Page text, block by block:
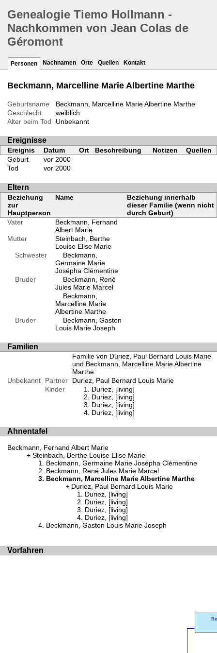
Genealogie Tiemo Hollmann -
Nachkommen von Jean Colas de
Géromont
Personen Nachnamen Orte Quellen Kontakt
Beckmann, Marcelline Marie Albertine Marthe
Geburtsname
Beckmann, Marcelline Marie Albertine Marthe
Geschlecht
weiblich
Alter beim Tod
Unbekannt
Ereignisse
Ereignis Datum Ort Beschreibung Notizen
Quellen
Geburt
vor 2000
Tod
vor 2000
Eltern
Beziehung
zur
Hauptperson
Name
Beziehung innerhalb
dieser Familie (wenn nicht
durch Geburt)
Vater
Beckmann, Fernand
Albert Marie
Mutter
Steinbach, Berthe
Louise Elise Marie
Schwester
Beckmann,
Germaine Marie
Josépha Clémentine
Bruder
Beckmann, René
Jules Marie Marcel
Beckmann,
Marcelline Marie
Albertine Marthe
Bruder
Beckmann, Gaston
Louis Marie Joseph
Familien
Familie von Duriez, Paul Bernard Louis Marie
und Beckmann, Marcelline Marie Albertine
Marthe
Unbekannt
Partner
Duriez, Paul Bernard Louis Marie
Kinder
Duriez, [living]
Duriez, [living]
Duriez, [living]
Duriez, [living]
Ahnentafel
Beckmann, Fernand Albert Marie
Steinbach, Berthe Louise Elise Marie
Beckmann, Germaine Marie Josépha Clémentine
Beckmann, René Jules Marie Marcel
Beckmann, Marcelline Marie Albertine Marthe
Duriez, Paul Bernard Louis Marie
Duriez, [living]
Duriez, [living]
Duriez, [living]
Duriez, [living]
Beckmann, Gaston Louis Marie Joseph
Vorfahren